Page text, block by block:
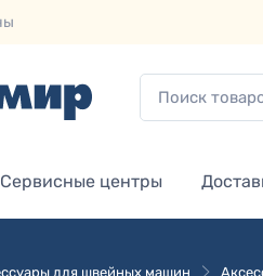
Сервисные центры
для швейных машин